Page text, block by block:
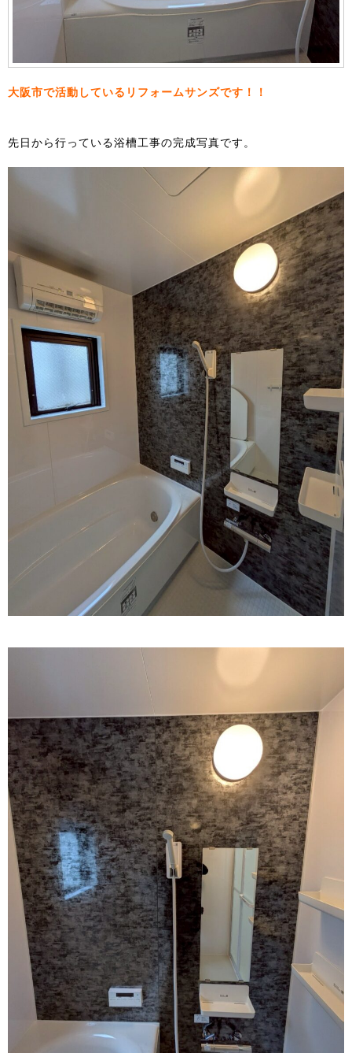
大阪市で活動しているリフォームサンズです！！
先日から行っている浴槽工事の完成写真です。